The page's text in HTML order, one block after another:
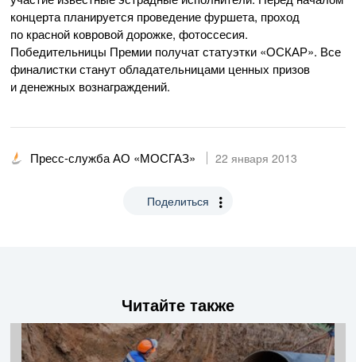
концерта планируется проведение фуршета, проход
по красной ковровой дорожке, фотоссесия.
Победительницы Премии получат статуэтки «ОСКАР». Все
финалистки станут обладательницами ценных призов
и денежных вознаграждений.
Пресс-служба АО «МОСГАЗ» 22 января 2013
Поделиться
Читайте также